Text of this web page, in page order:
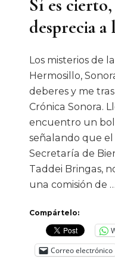
Sí es
desprecia
Los misterios de
Hermosillo,
deberes y me
Crónica Sonora.
encuentro un
señalando que
Secretaría de
Taddei Bringas,
una comisión de …
Compártelo:
Correo electrónico